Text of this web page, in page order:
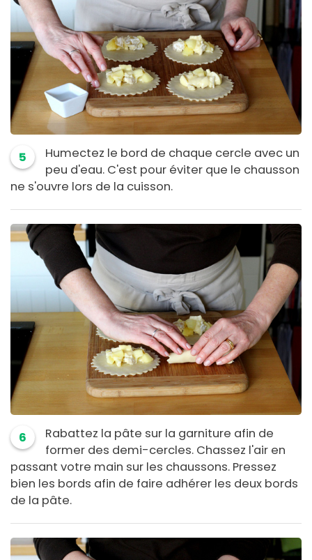
5
Humectez le bord de chaque cercle avec un
peu d'eau. C'est pour éviter que le chausson
ne s'ouvre lors de la cuisson.
6
Rabattez la pâte sur la garniture afin de
former des demi-cercles. Chassez l'air en
passant votre main sur les chaussons. Pressez
bien les bords afin de faire adhérer les deux bords
de la pâte.